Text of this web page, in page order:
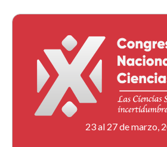
23 al 27 de marzo,